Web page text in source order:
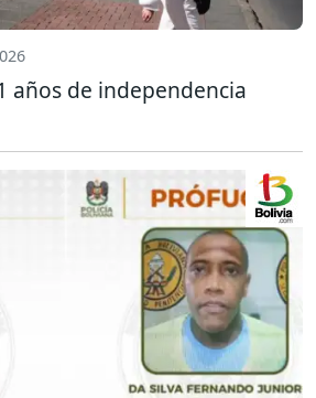
años de independencia